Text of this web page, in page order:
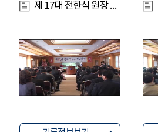
제 17대 전한식 원장 정년퇴임